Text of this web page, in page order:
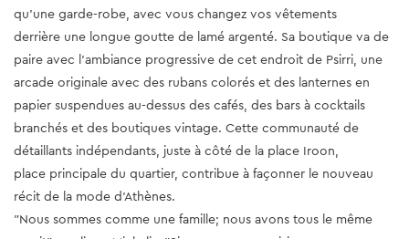
qu'une garde-robe, avec vous changez vos vêtements
derrière une longue goutte de lamé argenté. Sa boutique va de
paire avec l'ambiance progressive de cet endroit de Psirri, une
arcade originale avec des rubans colorés et des lanternes en
papier suspendues au-dessus des cafés, des bars à cocktails
branchés et des boutiques vintage. Cette communauté de
détaillants indépendants, juste à côté de la place Iroon,
place principale du quartier, contribue à façonner le nouveau
récit de la mode d'Athènes.
"Nous sommes comme une famille; nous avons tous le même